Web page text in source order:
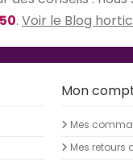
. Voir le Blog
Mon
Mes
Mes retours